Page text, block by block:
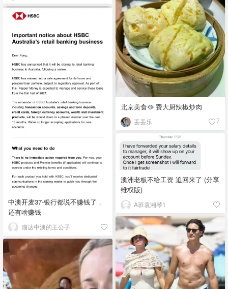
北京美食🥘 费大厨辣椒炒肉
丢丢乐 7
中澳开麦37-银行都说不赚钱了，
还有啥赚钱
溜达中澳的王公子
澳洲老板不给工资 追回来了 (分享
维权版)
A班袁湘琴1